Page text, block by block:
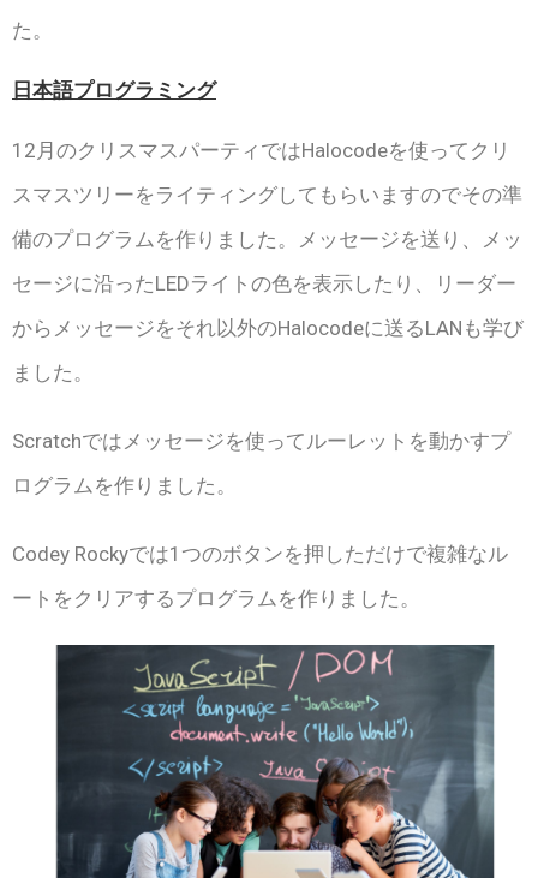
た。
日本語プログラミング
12月のクリスマスパーティではHalocodeを使ってクリ
スマスツリーをライティングしてもらいますのでその準
備のプログラムを作りました。メッセージを送り、メッ
セージに沿ったLEDライトの色を表示したり、リーダー
からメッセージをそれ以外のHalocodeに送るLANも学び
ました。
Scratchではメッセージを使ってルーレットを動かすプ
ログラムを作りました。
Codey Rockyでは1つのボタンを押しただけで複雑なル
ートをクリアするプログラムを作りました。